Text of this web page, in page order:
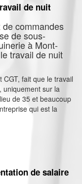
de nuit
de commandes
de sous-
à Mont-
travail de nuit
fait que le travail
uniquement sur la
de 35 et beaucoup
qui est la
de salaire